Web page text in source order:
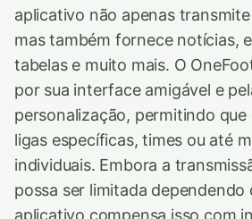
aplicativo não apenas
mas também fornece notícias,
tabelas e muito mais. O
por sua interface amigável e
personalização, permitindo que
ligas específicas, times ou até
individuais. Embora a
possa ser limitada dependendo
aplicativo compensa isso com